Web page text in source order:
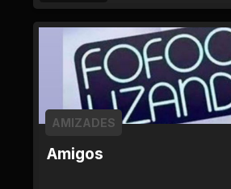
Amigos
AMIZADES